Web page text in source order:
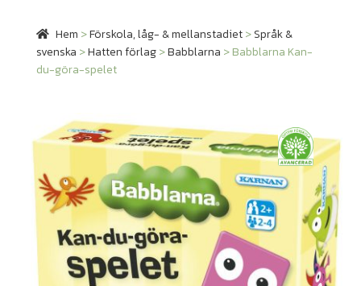
Hem >Förskola, låg- & mellanstadiet>Språk &
svenska >Hatten förlag>Babblarna >Babblarna Kan-
du-göra-spelet